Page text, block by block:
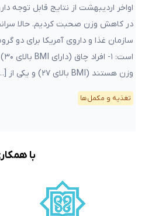
در کاهش وزن صحبت کردیم. حالا
سازمان غذا و داروی آمریکا برای دو
وزن هستند (BMI بالای ۲۷) و یکی از […]
تغذیه و مکمل‌ها
با